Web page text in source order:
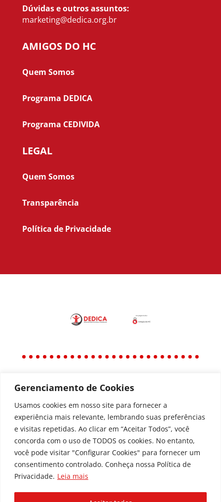
Gerenciamento de Cookies
Usamos cookies em nosso site para fornecer a
experiência mais relevante, lembrando suas preferências
e visitas repetidas. Ao clicar em “Aceitar Todos”, você
concorda com o uso de TODOS os cookies. No entanto,
você pode visitar "Configurar Cookies" para fornecer um
consentimento controlado. Conheça nossa Política de
Privacidade. Leia mais
Dúvidas e outros assuntos:
marketing@dedica.org.br
AMIGOS DO HC
Quem Somos
Programa DEDICA
Programa CEDIVIDA
LEGAL
Quem Somos
Transparência
Política de Privacidade
Política
Política de Privacidade
Política de Acessibilidade
Todos os Direitos Reservados © | Associação dos
Amigos do Hospital de Clínicas ®
Av. Agostinho Leão Jr, 336 – Alto da Glória, 80030-
110, Curitiba / PR